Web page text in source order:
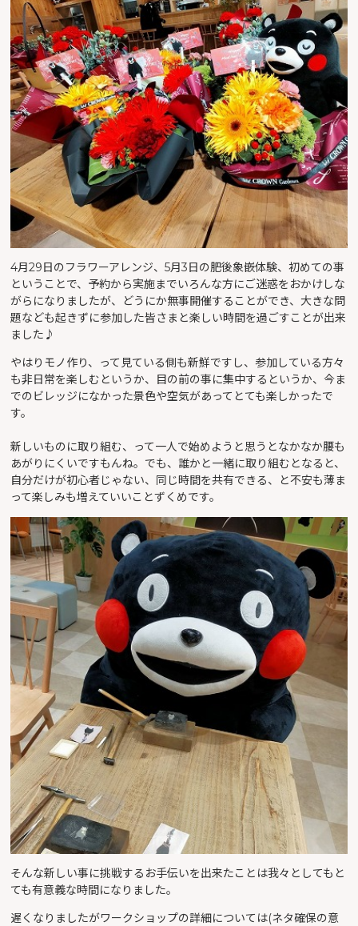
4月29日のフラワーアレンジ、5月3日の肥後象嵌体験、初めての事
ということで、予約から実施までいろんな方にご迷惑をおかけしな
がらになりましたが、どうにか無事開催することができ、大きな問
題なども起きずに参加した皆さまと楽しい時間を過ごすことが出来
ました♪
やはりモノ作り、って見ている側も新鮮ですし、参加している方々
も非日常を楽しむというか、目の前の事に集中するというか、今ま
でのビレッジになかった景色や空気があってとても楽しかったで
す。
新しいものに取り組む、って一人で始めようと思うとなかなか腰も
あがりにくいですもんね。でも、誰かと一緒に取り組むとなると、
自分だけが初心者じゃない、同じ時間を共有できる、と不安も薄ま
って楽しみも増えていいことずくめです。
そんな新しい事に挑戦するお手伝いを出来たことは我々としてもと
ても有意義な時間になりました。
遅くなりましたがワークショップの詳細については(ネタ確保の意